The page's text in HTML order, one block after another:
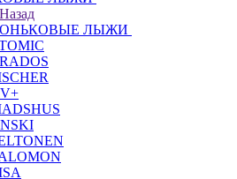
Назад
ЛЫЖИ